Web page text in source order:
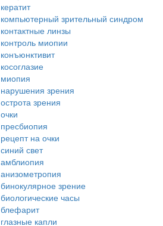
кератит
компьютерный зрительный синдром
контактные линзы
контроль миопии
конъюнктивит
косоглазие
миопия
нарушения зрения
острота зрения
очки
пресбиопия
рецепт на очки
синий свет
амблиопия
анизометропия
бинокулярное зрение
биологические часы
блефарит
глазные капли